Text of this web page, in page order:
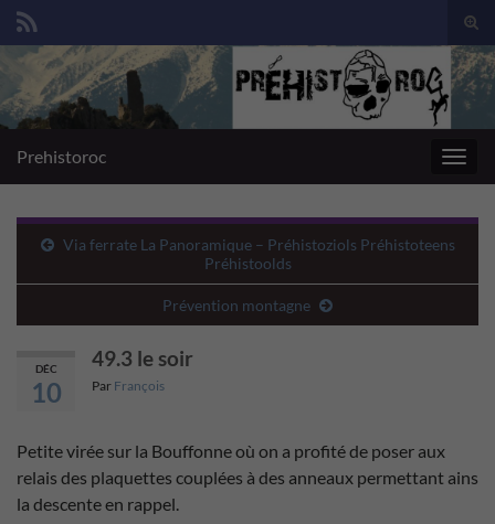
Search for:
Prehistoroc
Via ferrate La Panoramique – Préhistoziols Préhistoteens
Préhistoolds
Prévention montagne
DÉC
10
49.3 le soir
Par François
Petite virée sur la Bouffonne où on a profité de poser aux
relais des plaquettes couplées à des anneaux permettant ains
la descente en rappel.